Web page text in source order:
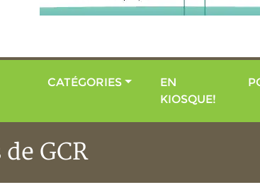
CATÉGORIES
EN
KIOSQUE!
GCR